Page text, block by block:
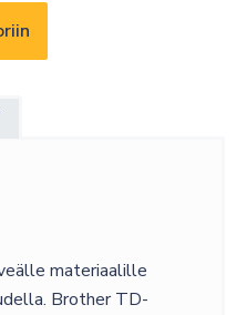
materiaalille
Brother TD-